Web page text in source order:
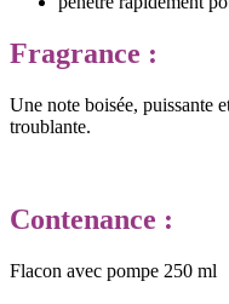
Fragrance :
Une note boisée, puissante
troublante.
Contenance :
Flacon avec pompe 250 ml